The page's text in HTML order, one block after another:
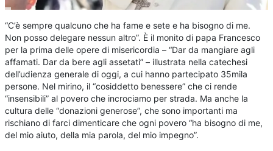
“C’è sempre qualcuno che ha fame e sete e ha bisogno di me.
Non posso delegare nessun altro”. È il monito di papa Francesco
per la prima delle opere di misericordia – “Dar da mangiare agli
affamati. Dar da bere agli assetati” – illustrata nella catechesi
dell’udienza generale di oggi, a cui hanno partecipato 35mila
persone. Nel mirino, il “cosiddetto benessere” che ci rende
“insensibili” al povero che incrociamo per strada. Ma anche la
cultura delle “donazioni generose”, che sono importanti ma
rischiano di farci dimenticare che ogni povero “ha bisogno di me,
del mio aiuto, della mia parola, del mio impegno”.